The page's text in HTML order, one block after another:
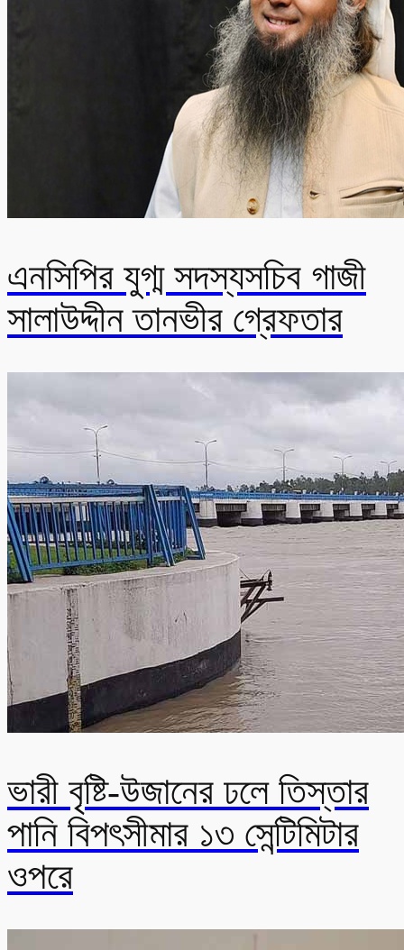
এনসিপির যুগ্ম সদস্যসচিব গাজী
সালাউদ্দীন তানভীর গ্রেফতার
ভারী বৃষ্টি-উজানের ঢলে তিস্তার
পানি বিপৎসীমার ১৩ সেন্টিমিটার
ওপরে